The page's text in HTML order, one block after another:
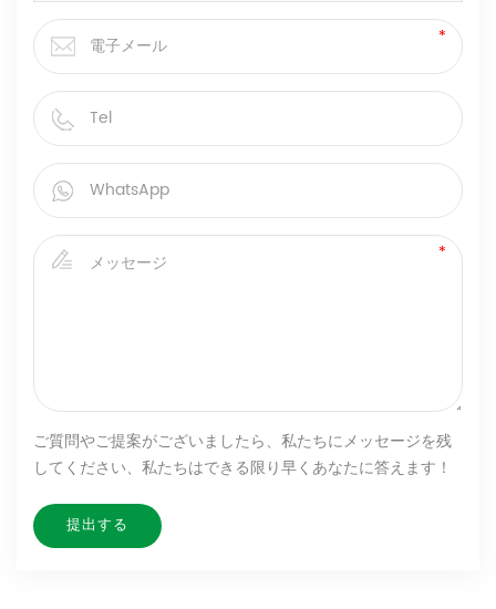
ご質問やご提案がございましたら、私たちにメッセージを残
してください、私たちはできる限り早くあなたに答えます！